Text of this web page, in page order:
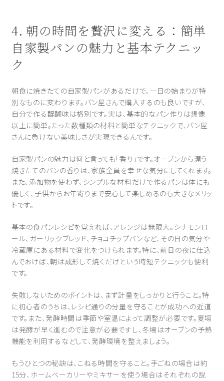
4. 朝の時間を贅沢に変える：簡単
自家製パンの魅力と基本テクニッ
ク
朝食に焼きたての自家製パンがあるだけで、一日の始まりが特
別なものに変わります。パン屋さんで購入するのも良いですが、
自分で作る醍醐味は格別です。実は、基本的なパン作りは想像
以上に簡単。たった数種類の材料と簡単なテクニックで、パン屋
さんに負けない美味しさが実現できるんです。
自家製パンの魅力は何と言っても「香り」です。オーブンから漂う
焼きたてのパンの香りは、家族全員を幸せな気分にしてくれます。
また、添加物を使わず、シンプルな材料だけで作るパンは体にも
優しく、子供からお年寄りまで安心して楽しめるのも大きなメリッ
トです。
基本の食パンレシピを覚えれば、アレンジは無限大。シナモンロ
ール、ガーリックブレッド、チョコチップパンなど、その日の気分や
冷蔵庫にある材料で変化をつけられます。特に、前日の夜に仕込
んでおけば、朝は成形して焼くだけという時短テクニックも便利
です。
失敗しないためのポイントは、まず計量をしっかりと行うこと。特
に初心者のうちは、レシピ通りの分量を守ることが成功への近道
です。また、発酵時間は季節や室温によって調整が必要です。夏場
は発酵が早く進むので注意が必要ですし、冬場はオーブンの予熱
機能を利用するなどして、発酵環境を整えましょう。
もうひとつの秘訣は、こねる時間を守ること。手ごねの場合は約
15分、ホームベーカリーやミキサーを使う場合はそれぞれの説